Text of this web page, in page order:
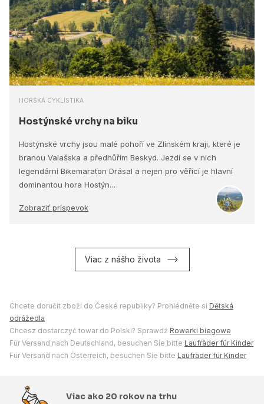
HORSKÁ CYKLISTIKA
Hostýnské vrchy na biku
Hostýnské vrchy jsou malé pohoří ve Zlínském kraji, které je
branou Valašska a předhůřím Beskyd. Jezdí se v nich
legendární Bikemaraton Drásal a nejen pro věřící je hlavní
dominantou hora Hostýn.…
Zobraziť príspevok
Viac z nášho života
Chcete doručit zboží do České republiky? Prohlédněte si Dětská
odrážedla
Chcesz dostarczyć towar do Polski? Sprawdź Rowerki biegowe
Für Versand nach Deutschland, besuchen Sie bitte Laufräder für Kinder
Für Versand nach Österreich, besuchen Sie bitte Laufräder für Kinder
Viac ako 20 rokov na trhu